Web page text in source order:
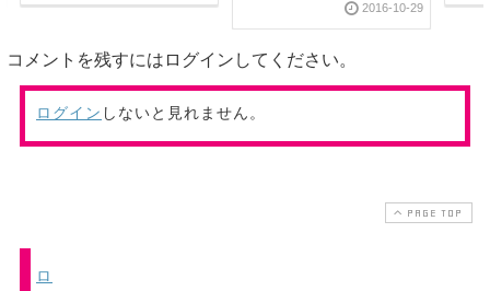
2016-10-29
コメントを残すにはログインしてください。
ログイン しないと見れません。
PAGE TOP
ロ